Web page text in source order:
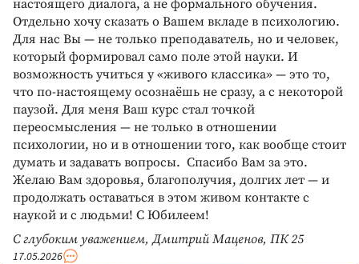
настоящего диалога, а не формального обучения.
Отдельно хочу сказать о Вашем вкладе в психологию.
Для нас Вы — не только преподаватель, но и человек,
который формировал само поле этой науки. И
возможность учиться у «живого классика» — это то,
что по-настоящему осознаёшь не сразу, а с некоторой
паузой. Для меня Ваш курс стал точкой
переосмысления — не только в отношении
психологии, но и в отношении того, как вообще стоит
думать и задавать вопросы. Спасибо Вам за это.
Желаю Вам здоровья, благополучия, долгих лет — и
продолжать оставаться в этом живом контакте с
наукой и с людьми! С Юбилеем!
С глубоким уважением, Дмитрий Маценов, ПК 25
17.05.2026